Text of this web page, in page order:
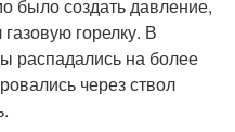
было создать давление,
горелку. В
распадались на более
через ствол